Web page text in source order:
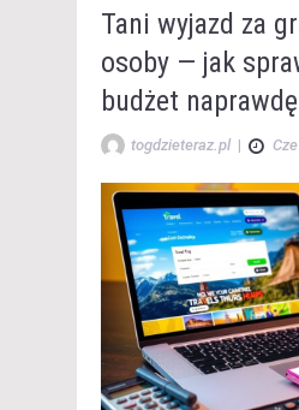
Tani wyjazd za
osoby — jak
budżet
togdzieteraz.pl |